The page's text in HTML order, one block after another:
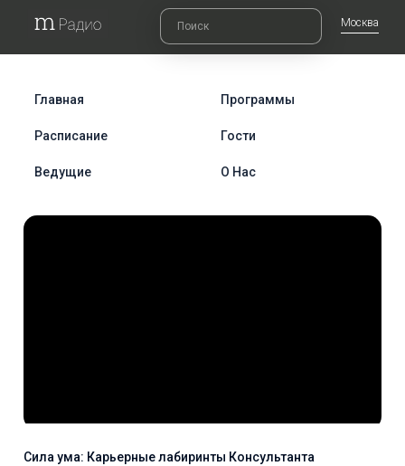
Москва
Главная Программы
Расписание Гости
Ведущие О Нас
Сила ума: Карьерные лабиринты Консультанта